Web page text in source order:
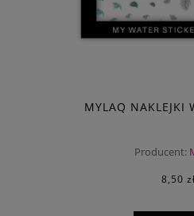
MYLAQ NAKLEJKI
Producent:
8,50 zł